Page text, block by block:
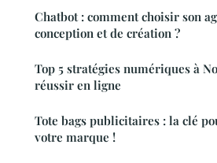
Chatbot : comment choisir son
conception et de création ?
Top 5 stratégies numériques à
réussir en ligne
Tote bags publicitaires : la clé
votre marque !